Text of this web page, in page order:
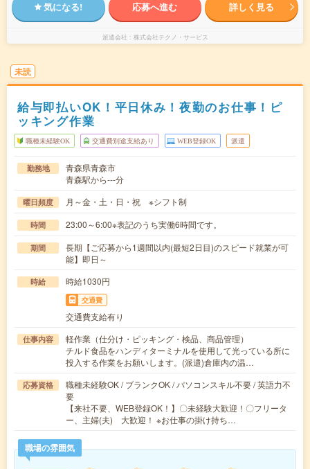
気になる! 応募へ進む 詳しく見る
派遣会社 株式会社テクノ・サービス
未読
給与即払いOK！平日休み！夜勤のお仕事！ピ
ッキング作業
職種未経験OK 交通費別途支給あり WEB登録OK 派遣
勤務地
青森県青森市
青森駅から---分
曜日頻度 月～金・土・日・祝 ※シフト制
時間 23:00～6:00※表記のうち実働6時間です。
期間
長期【ご応募から1週間以内(最短2日目)のスピード就業が可
能】即日～
時給 時給1030円
交通費
交通費支給有り
仕事内容
軽作業（仕分け・ピッキング・検品、商品管理）
チルド食品をハンディターミナルを使用して光っている所に
投入する作業をお願いします。(派遣)倉庫内の温…
応募資格
職種未経験OK / ブランクOK / パソコンスキル不要 / 英語力不
要
【来社不要、WEB登録OK！】〇未経験大歓迎！〇フリータ
ー、主婦(夫) 大歓迎！ ※お仕事の掛け持ち…
職場の雰囲気